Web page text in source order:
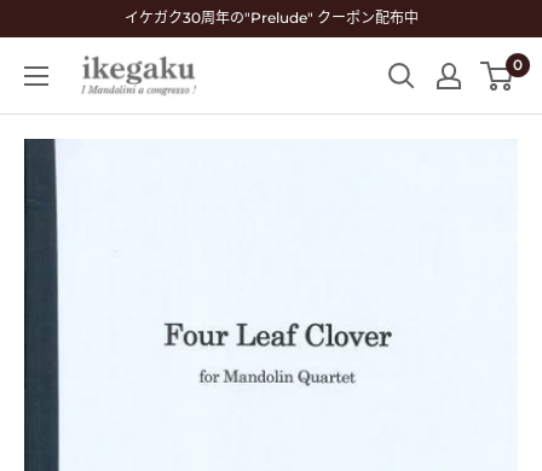
ン
イケガク30周年の"Prelude" クーポン配布中
Mandolin
&
0